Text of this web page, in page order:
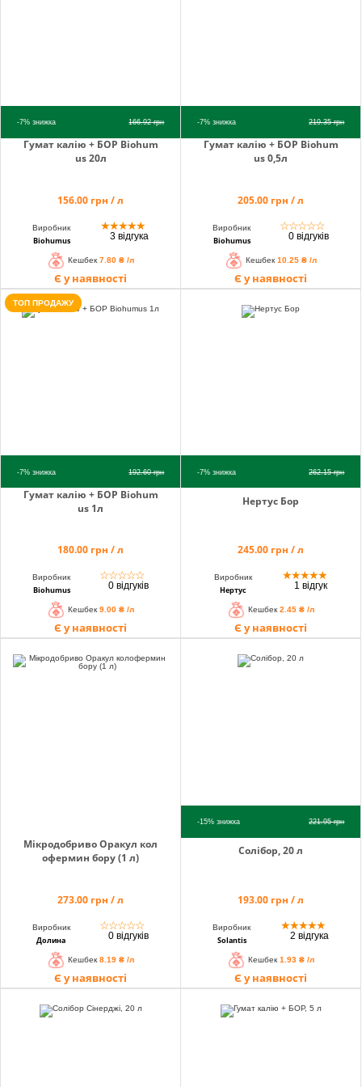
-7%знижка 166.92грн
Гумат калію + БОР Biohum
us 20л
156.00 грн / л
Виробник
Biohumus
★★★★★
3 відгука
Кешбек 7.80 ₴ /л
Є у наявності
-7%знижка 219.35грн
Гумат калію + БОР Biohum
us 0,5л
205.00 грн / л
Виробник
Biohumus
☆☆☆☆☆
0 відгуків
Кешбек 10.25 ₴ /л
Є у наявності
ТОП ПРОДАЖУ
-7%знижка 192.60грн
Гумат калію + БОР Biohum
us 1л
180.00 грн / л
Виробник
Biohumus
☆☆☆☆☆
0 відгуків
Кешбек 9.00 ₴ /л
Є у наявності
-7%знижка 262.15грн
Нертус Бор
245.00 грн / л
Виробник
Нертус
★★★★★
1 відгук
Кешбек 2.45 ₴ /л
Є у наявності
Мікродобриво Оракул кол
офермин бору (1 л)
273.00 грн / л
Виробник
Долина
☆☆☆☆☆
0 відгуків
Кешбек 8.19 ₴ /л
Є у наявності
-15%знижка 221.95грн
Солібор, 20 л
193.00 грн / л
Виробник
Solantis
★★★★★
2 відгука
Кешбек 1.93 ₴ /л
Є у наявності